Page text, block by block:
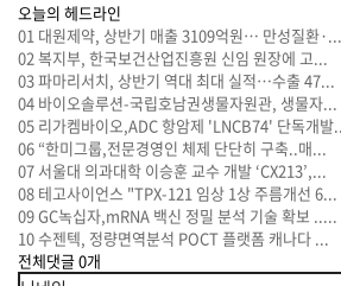
오늘의 헤드라인
01 대원제약, 상반기 매출 3109억원… 만성질환·...
02복지부, 한국보건산업진흥원 신임 원장에 고...
03파마리서치, 상반기 역대 최대 실적…수출 47...
04 바이오솔루션-국립호남권생물자원관, 생물자...
05 리가켐바이오,ADC 항암제 'LNCB74' 단독개발
06 “한미그룹,전문경영인 체제 단단히 구축..매...
07 서울대 의과대학 이승훈 교수 개발 ‘CX213’,...
08 테고사이언스 "TPX-121 임상 1상 주름개선 6...
09GC녹십자,mRNA 백신 정밀 분석 기술 확보 .....
10수젠텍, 정량면역분석 POCT 플랫폼 캐나다 ...
전체댓글0개